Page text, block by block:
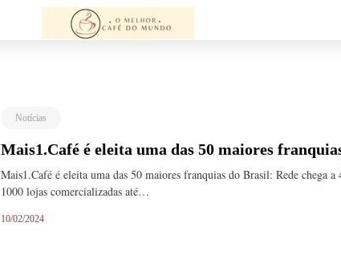
Notícias
Mais1.Café é eleita uma das 50 maiores
Mais1.Café é eleita uma das 50 maiores franquias do Brasil: Rede chega a
1000 lojas comercializadas até…
10/02/2024